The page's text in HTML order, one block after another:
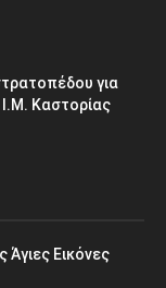
για
Καστορίας
Άγιες Εικόνες